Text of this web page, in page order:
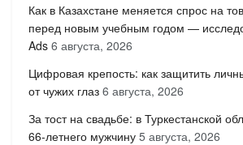
Как в Казахстане меняется спрос на
перед новым учебным годом —
Ads 6 августа, 2026
Цифровая крепость: как защитить
от чужих глаз 6 августа, 2026
За тост на свадьбе: в Туркестанской
66-летнего мужчину 5 августа, 2026